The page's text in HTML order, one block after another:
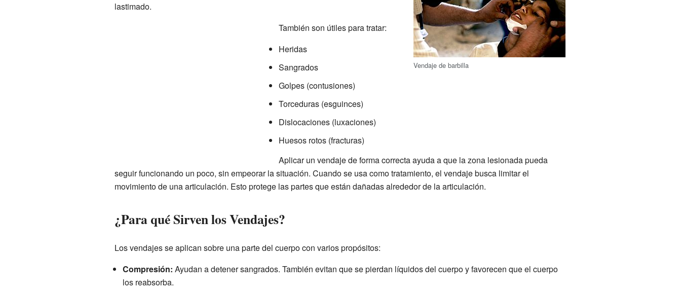
Vendaje de barbilla
lastimado.
También son útiles para tratar:
Heridas
Sangrados
Golpes (contusiones)
Torceduras (esguinces)
Dislocaciones (luxaciones)
Huesos rotos (fracturas)
Aplicar un vendaje de forma correcta ayuda a que la zona lesionada pueda
seguir funcionando un poco, sin empeorar la situación. Cuando se usa como tratamiento, el vendaje busca limitar el
movimiento de una articulación. Esto protege las partes que están dañadas alrededor de la articulación.
¿Para qué Sirven los Vendajes?
Los vendajes se aplican sobre una parte del cuerpo con varios propósitos:
Compresión: Ayudan a detener sangrados. También evitan que se pierdan líquidos del cuerpo y favorecen que el cuerpo
los reabsorba.